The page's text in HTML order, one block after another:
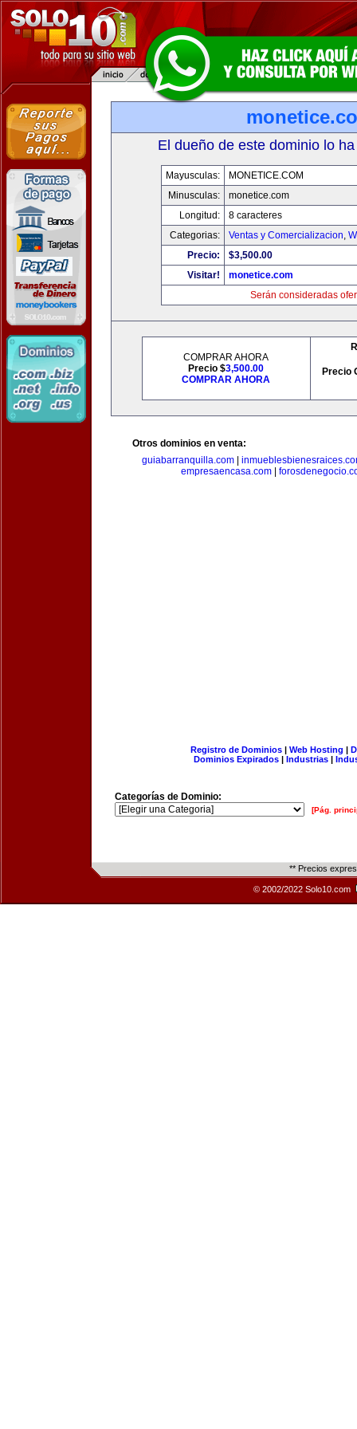
El dueño de este dominio lo
Mayusculas:
MONETICE.COM
Minusculas:
monetice.com
Longitud:
8 caracteres
Categorias:
Ventas y Comercializacion,
Precio:
$3,500.00
Visitar!
monetice.com
Serán consideradas
COMPRAR AHORA
Precio $3,500.00
COMPRAR AHORA
Precio
Otros dominios en venta:
guiabarranquilla.com|
empresaencasa.com|
Registro de Dominios| Web Hosting |
Dominios Expirados | Industrias |
Categorías de Dominio:
[Pág.
** Precios
© 2002/2022 Solo10.com